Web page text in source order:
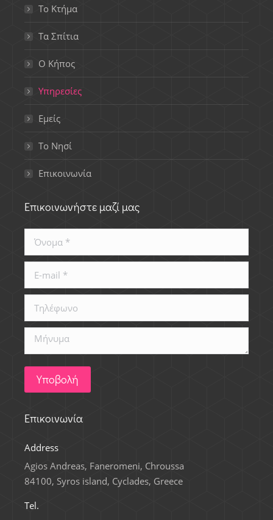
Το Κτήμα
Τα Σπίτια
Ο Κήπος
Υπηρεσίες
Εμείς
Το Νησί
Επικοινωνία
Επικοινωνήστε μαζί μας
Όνομα *
E-mail *
Τηλέφωνο
Μήνυμα
Υποβολή
Επικοινωνία
Address
Agios Andreas, Faneromeni, Chroussa
84100, Syros island, Cyclades, Greece
Tel.